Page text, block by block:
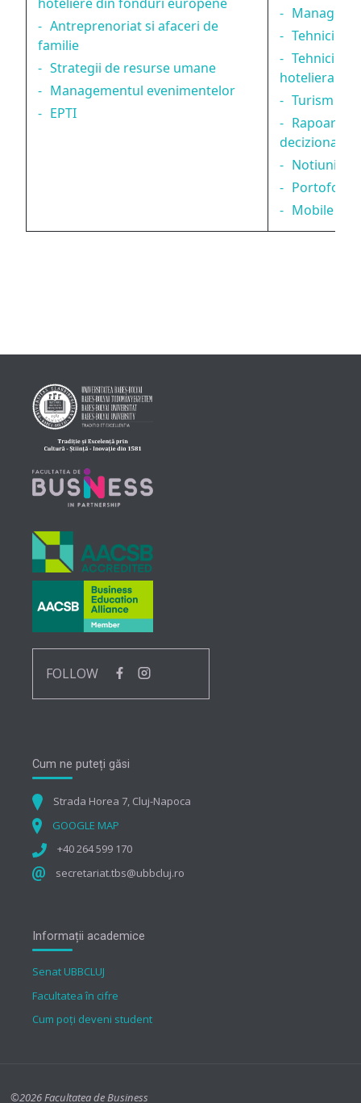
Antreprenoriat si afaceri de
familie
Strategii de resurse umane
Managementul evenimentelor
EPTI
Tehnici de
Tehnici de
hoteliera
Turism
Rapoarte
decizional
Notiuni de
Portofoliu
Mobile
FOLLOW
Cum ne puteți găsi
Strada Horea 7, Cluj-Napoca
GOOGLE MAP
+40 264 599 170
secretariat.tbs@ubbcluj.ro
Informații academice
Senat UBBCLUJ
Facultatea în cifre
Cum poți deveni student
©2026 Facultatea de Business